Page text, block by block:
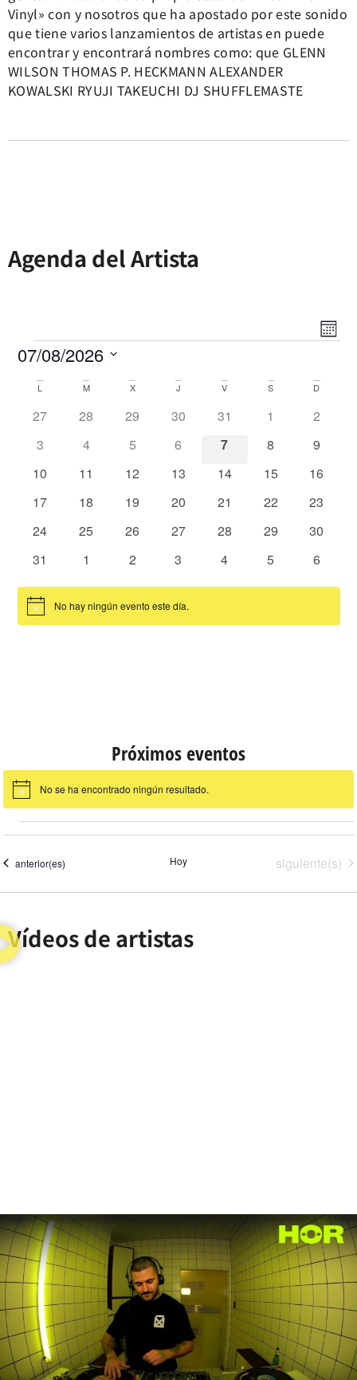
Vinyl» con y nosotros que ha apostado por este sonido
que tiene varios lanzamientos de artistas en puede
encontrar y encontrará nombres como: que GLENN
WILSON THOMAS P. HECKMANN ALEXANDER
KOWALSKI RYUJI TAKEUCHI DJ SHUFFLEMASTE
Agenda del Artista
de
Mes
07/08/2026
Calendario
de
Eventos
L M X J V S D
0 eventos
27 0 eventos
28 0 eventos
29 0 eventos
30 0 eventos
31 0 eventos
1 0
2
0 eventos
3 0 eventos
4 0 eventos
5 0 eventos
6 0 eventos
7 0 eventos
8 0
9
0 eventos
10 0 eventos
11 0 eventos
12 0 eventos
13 0 eventos
14 0 eventos
15 0
16
0 eventos
17 0 eventos
18 0 eventos
19 0 eventos
20 0 eventos
21 0 eventos
22 0
23
0 eventos
24 0 eventos
25 0 eventos
26 0 eventos
27 0 eventos
28 0 eventos
29 0
30
0 eventos
31 0 eventos
1 0 eventos
2 0 eventos
3 0 eventos
4 0 eventos
5 0
6
Aviso No hay ningún evento este día.
Próximos eventos
Aviso No se ha encontrado ningún resultado.
Eventos
anterior(es) Hoy Eventos
siguiente(s)
Vídeos de artistas